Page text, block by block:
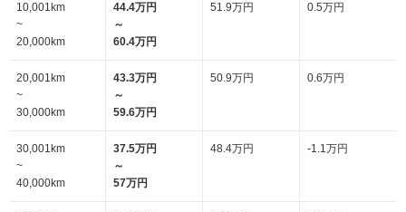
10,001km
~
20,000km
44.4万円
～
60.4万円
51.9万円 0.5万円
20,001km
~
30,000km
43.3万円
～
59.6万円
50.9万円 0.6万円
30,001km
~
40,000km
37.5万円
～
57万円
48.4万円 -1.1万円